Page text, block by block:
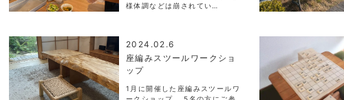
様体調などは崩されてい…
2024.02.6
座編みスツールワークショ
ップ
1月に開催した座編みスツールワ
ークショップ。 5名の方にご参